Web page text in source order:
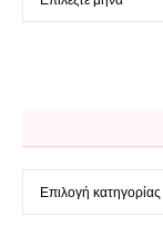
Kατηγορίες